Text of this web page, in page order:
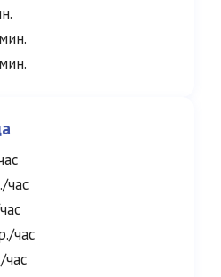
час
час
час